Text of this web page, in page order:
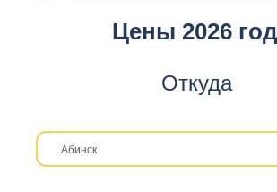
Цены 2026
Откуда